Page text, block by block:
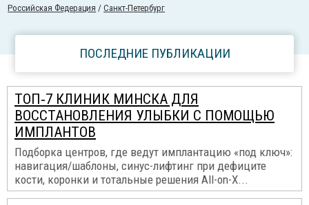
Российcкая Федерация /Санкт-Петербург
ПОСЛЕДНИЕ ПУБЛИКАЦИИ
ТОП‑7 КЛИНИК МИНСКА ДЛЯ
ВОССТАНОВЛЕНИЯ УЛЫБКИ С ПОМОЩЬЮ
ИМПЛАНТОВ
Подборка центров, где ведут имплантацию «под ключ»:
навигация/шаблоны, синус-лифтинг при дефиците
кости, коронки и тотальные решения All-on-X...